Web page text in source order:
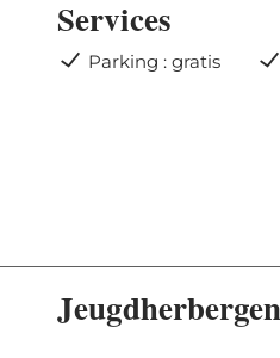
Services
Parking : gratis